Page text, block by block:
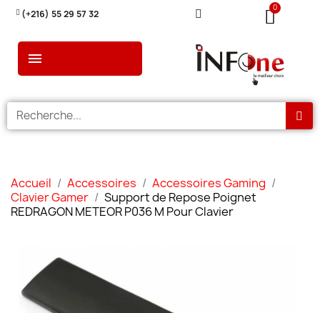
(+216) 55 29 57 32
Accueil Accessoires
Accessoires Gaming
Clavier Gamer
Support de Repose Poignet
REDRAGON METEOR P036 M Pour Clavier